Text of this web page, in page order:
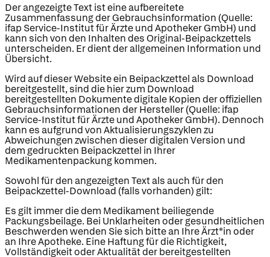
Der angezeigte Text ist eine aufbereitete
Zusammenfassung der Gebrauchsinformation (Quelle:
ifap Service-Institut für Ärzte und Apotheker GmbH) und
kann sich von den Inhalten des Original-Beipackzettels
unterscheiden. Er dient der allgemeinen Information und
Übersicht.
Wird auf dieser Website ein Beipackzettel als Download
bereitgestellt, sind die hier zum Download
bereitgestellten Dokumente digitale Kopien der offiziellen
Gebrauchsinformationen der Hersteller (Quelle: ifap
Service-Institut für Ärzte und Apotheker GmbH). Dennoch
kann es aufgrund von Aktualisierungszyklen zu
Abweichungen zwischen dieser digitalen Version und
dem gedruckten Beipackzettel in Ihrer
Medikamentenpackung kommen.
Sowohl für den angezeigten Text als auch für den
Beipackzettel-Download (falls vorhanden) gilt:
Es gilt immer die dem Medikament beiliegende
Packungsbeilage. Bei Unklarheiten oder gesundheitlichen
Beschwerden wenden Sie sich bitte an Ihre Ärzt*in oder
an Ihre Apotheke. Eine Haftung für die Richtigkeit,
Vollständigkeit oder Aktualität der bereitgestellten